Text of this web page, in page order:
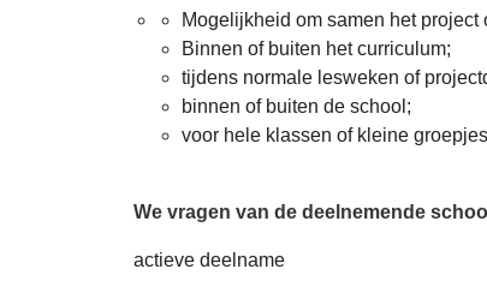
Mogelijkheid om samen het
Binnen of buiten het curriculum;
tijdens normale lesweken of
binnen of buiten de school;
voor hele klassen of kleine
We vragen van de deelnemende school
actieve deelname